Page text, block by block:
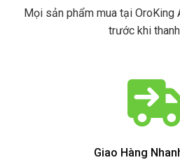
Mọi sản phẩm mua tại OroKing
trước khi
Giao Hàng